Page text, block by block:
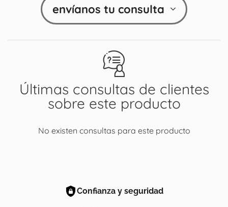
Últimas consultas de clientes
sobre este producto
No existen consultas para este producto
envíanos tu consulta
Confianza y seguridad